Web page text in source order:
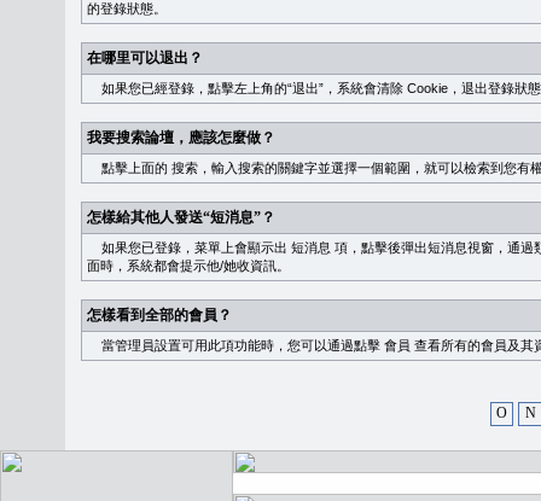
的登錄狀態。
在哪里可以退出？
如果您已經登錄，點擊左上角的“退出”，系統會清除 Cookie，退出登錄狀
我要搜索論壇，應該怎麼做？
點擊上面的 搜索 ，輸入搜索的關鍵字並選擇一個範圍，就可以檢索到您有
怎樣給其他人發送“短消息”？
如果您已登錄，菜單上會顯示出 短消息 項，點擊後彈出短消息視窗，通過
面時，系統都會提示他/她收資訊。
怎樣看到全部的會員？
當管理員設置可用此項功能時，您可以通過點擊 會員 查看所有的會員及其
O N